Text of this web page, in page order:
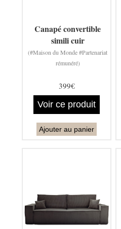
Canapé convertible
simili cuir
(#Maison du Monde #Partenariat
rémunéré)
399€
Voir ce produit
Ajouter au panier